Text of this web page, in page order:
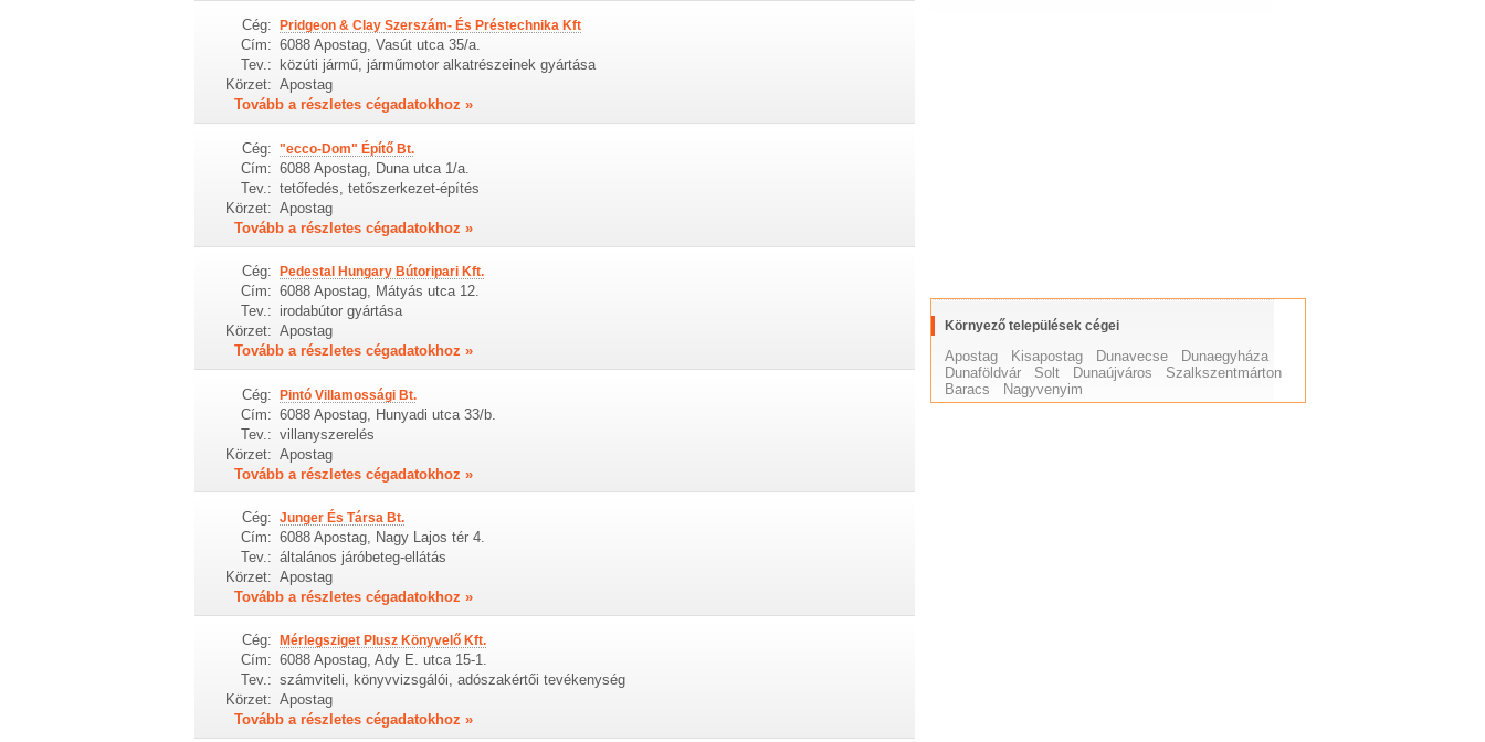
Cég: Pridgeon & Clay Szerszám- És Préstechnika Kft
Cím: 6088 Apostag, Vasút utca 35/a.
Tev.:
közúti jármű, járműmotor alkatrészeinek gyártása
Körzet: Apostag
Tovább a részletes cégadatokhoz »
Cég: "ecco-Dom" Építő Bt.
Cím: 6088 Apostag, Duna utca 1/a.
Tev.: tetőfedés, tetőszerkezet-építés
Körzet: Apostag
Tovább a részletes cégadatokhoz »
Cég: Pedestal Hungary Bútoripari Kft.
Cím: 6088 Apostag, Mátyás utca 12.
Tev.: irodabútor gyártása
Körzet: Apostag
Tovább a részletes cégadatokhoz »
Cég: Pintó Villamossági Bt.
Cím: 6088 Apostag, Hunyadi utca 33/b.
Tev.: villanyszerelés
Körzet: Apostag
Tovább a részletes cégadatokhoz »
Cég: Junger És Társa Bt.
Cím: 6088 Apostag, Nagy Lajos tér 4.
Tev.: általános járóbeteg-ellátás
Körzet: Apostag
Tovább a részletes cégadatokhoz »
Cég: Mérlegsziget Plusz Könyvelő Kft.
Cím: 6088 Apostag, Ady E. utca 15-1.
Tev.: számviteli, könyvvizsgálói, adószakértői tevékenység
Körzet: Apostag
Tovább a részletes cégadatokhoz »
Környező települések cégei
Apostag Kisapostag Dunavecse
Dunaegyháza
Dunaföldvár
Solt Dunaújváros
Szalkszentmárton
Baracs
Nagyvenyim